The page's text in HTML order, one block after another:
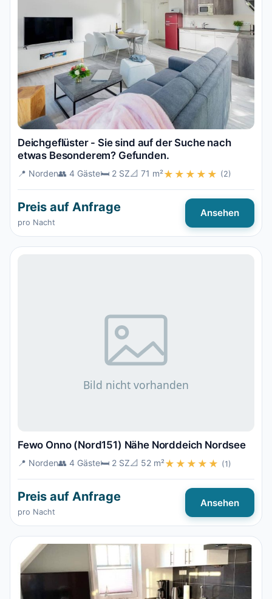
Deichgeflüster - Sie sind auf der Suche nach
etwas Besonderem? Gefunden.
📍 Norden👥 4 Gäste🛏️ 2 SZ📐 71 m²★★★★★ (2)
Preis auf Anfrage
pro Nacht
Ansehen
Fewo Onno (Nord151) Nähe Norddeich Nordsee
📍 Norden👥 4 Gäste🛏️ 2 SZ📐 52 m²★★★★★ (1)
Preis auf Anfrage
pro Nacht
Ansehen